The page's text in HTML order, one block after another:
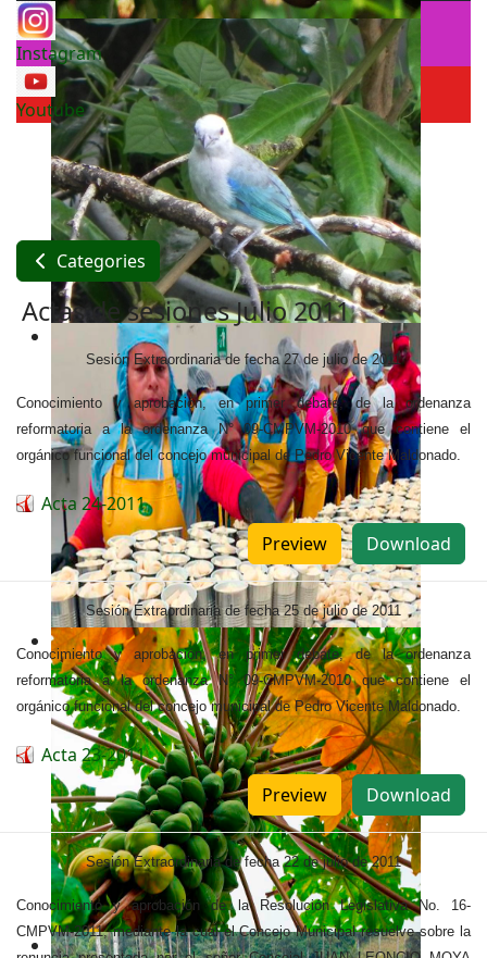
Instagram
Youtube
Categories
Actas de sesiones Julio 2011
Sesión Extraordinaria de fecha 27 de julio de 2011
Conocimiento y aprobación, en primer debate, de la ordenanza
reformatoria a la ordenanza N° 09-CMPVM-2010 que contiene el
orgánico funcional del concejo municipal de Pedro Vicente Maldonado.
Acta 24-2011
Download
Preview
Sesión Extraordinaria de fecha 25 de julio de 2011
Conocimiento y aprobación, en primer debate, de la ordenanza
reformatoria a la ordenanza N° 09-CMPVM-2010 que contiene el
orgánico funcional del concejo municipal de Pedro Vicente Maldonado.
Acta 23-2011
Download
Preview
Sesión Extraordinaria de fecha 22 de julio de 2011
Conocimiento y aprobación de la Resolución Legislativa No. 16-
CMPVM-2011, mediante la cual el Concejo Municipal resuelve sobre la